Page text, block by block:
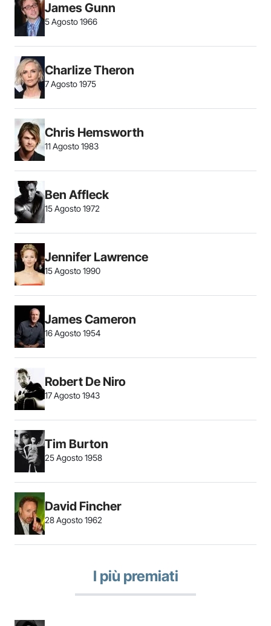
James Gunn
5 Agosto 1966
Charlize Theron
7 Agosto 1975
Chris Hemsworth
11 Agosto 1983
Ben Affleck
15 Agosto 1972
Jennifer Lawrence
15 Agosto 1990
James Cameron
16 Agosto 1954
Robert De Niro
17 Agosto 1943
Tim Burton
25 Agosto 1958
David Fincher
28 Agosto 1962
I più premiati